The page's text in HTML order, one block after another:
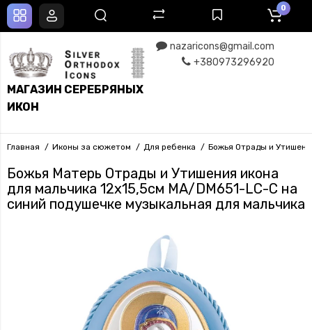
МАГАЗИН СЕРЕБРЯНЫХ
ИКОН
nazaricons@gmail.com
+380973296920
0
Главная Иконы за сюжетом Для ребенка Божья Отрады и
Божья Матерь Отрады и Утишения икона
для мальчика 12x15,5см MA/DM651-LC-C на
синий подушечке музыкальная для мальчика